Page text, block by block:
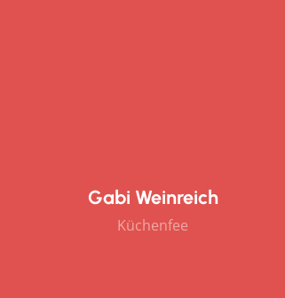
Gabi Weinreich
Küchenfee